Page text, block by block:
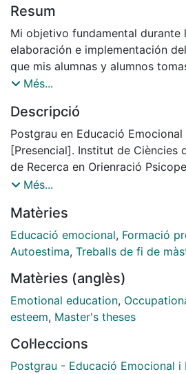
Resum
Mi objetivo fundamental durante
elaboración e implementación
que mis alumnas y alumnos
primero de cuales son las
mismas, ofrecerles herramientas
dicha regulación, y una vez
microcompetencia emo- cional
que puedan afrontar decisiones
académicas y laborales con unas
leyendo este texto se encontrará
real, puesto en práctica,
evaluado. Con unos resultados
grupo de alumnos en al aula, su
sus cambios personales y
Més...
Descripció
Postgrau en Educació Emocional
[Presencial]. Institut de Ciències
de Recerca en Orienració
Universitat de Barcelona, Curs:
Més...
Matèries
Educació emocional, Formació
Autoestima, Treballs de fi de
Matèries (anglès)
Emotional education,
esteem, Master's theses
Col·leccions
Postgrau - Educació Emocional i